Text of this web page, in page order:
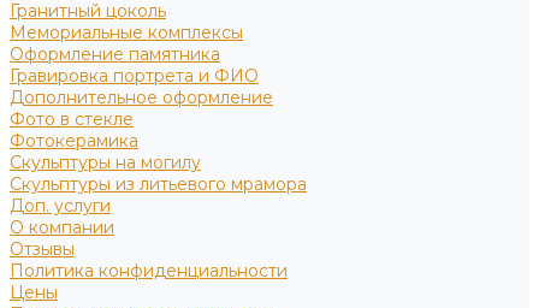
Гранитный цоколь
Мемориальные комплексы
Оформление памятника
Гравировка портрета и ФИО
Дополнительное оформление
Фото в стекле
Фотокерамика
Скульптуры на могилу
Скульптуры из литьевого мрамора
Доп. услуги
О компании
Отзывы
Политика конфиденциальности
Цены